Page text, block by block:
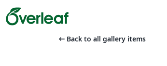
arrow_left_alt Back to all gallery items